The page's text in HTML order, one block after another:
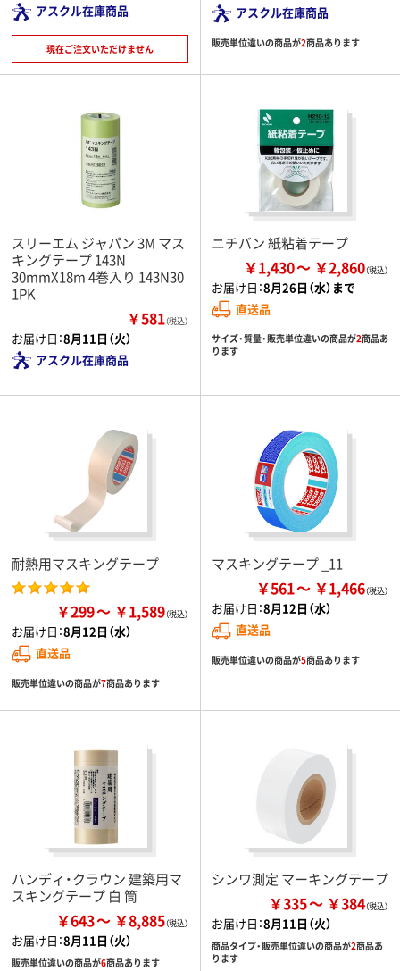
アスクル在庫商品
現在ご注文いただけません
アスクル在庫商品
販売単位違いの商品が2商品あります
スリーエム ジャパン 3M マス
キングテープ 143N
30mmX18m 4巻入り 143N30
1PK
￥581（税込）
お届け日：8月11日（火）
アスクル在庫商品
ニチバン 紙粘着テープ
￥1,430 ￥2,860
お届け日：8月26日（水）まで
直送品
サイズ・質量・販売単位違いの商品が2商品あ
ります
耐熱用マスキングテープ
￥299 ￥1,589
お届け日：8月12日（水）
直送品
販売単位違いの商品が7商品あります
マスキングテープ _11
￥561 ￥1,466
お届け日：8月12日（水）
直送品
販売単位違いの商品が5商品あります
ハンディ・クラウン 建築用マ
スキングテープ 白 筒
￥643 ￥8,885
お届け日：8月11日（火）
販売単位違いの商品が6商品あります
シンワ測定 マーキングテープ
￥335 ￥384
お届け日：8月11日（火）
商品タイプ・販売単位違いの商品が2商品あ
ります